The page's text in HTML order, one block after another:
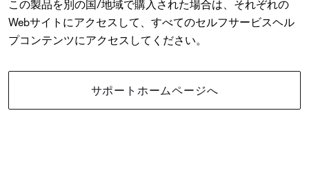
この製品を別の国/地域で購入された場合は、それぞれの
Webサイトにアクセスして、すべてのセルフサービスヘル
プコンテンツにアクセスしてください。
サポートホームページへ